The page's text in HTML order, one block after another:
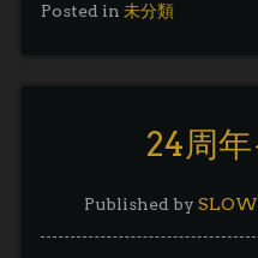
Posted in未分類
24周
Published by